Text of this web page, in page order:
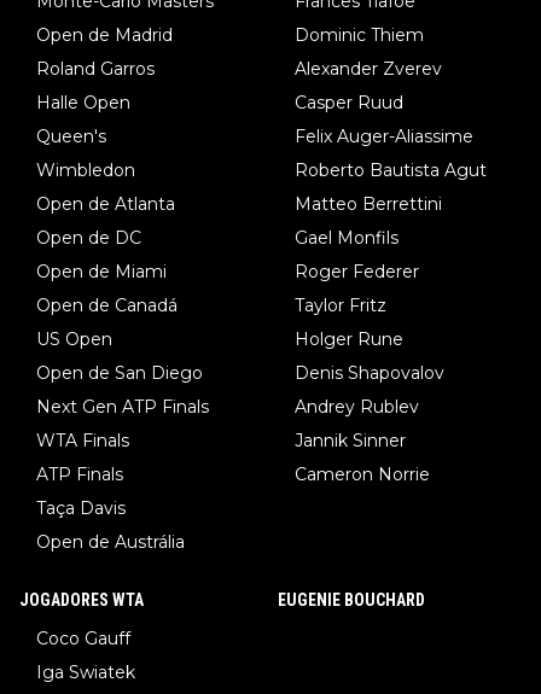
Open de Madrid
Roland Garros
Halle Open
Queen's
Wimbledon
Open de Atlanta
Open de DC
Open de Miami
Open de Canadá
US Open
Open de San Diego
Next Gen ATP Finals
WTA Finals
ATP Finals
Taça Davis
Open de Austrália
Dominic Thiem
Alexander Zverev
Casper Ruud
Felix Auger-Aliassime
Roberto Bautista Agut
Matteo Berrettini
Gael Monfils
Roger Federer
Taylor Fritz
Holger Rune
Denis Shapovalov
Andrey Rublev
Jannik Sinner
Cameron Norrie
JOGADORES WTA
Coco Gauff
Iga Swiatek
EUGENIE BOUCHARD